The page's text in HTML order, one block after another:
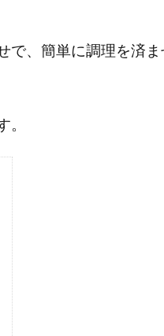
で、簡単に調理を済ま